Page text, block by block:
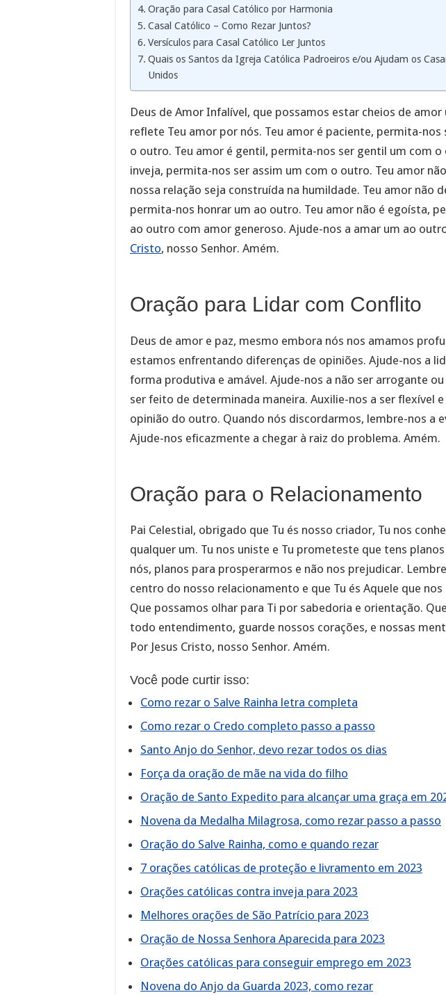
Oração para Casal Católico por Harmonia
Casal Católico – Como Rezar Juntos?
Versículos para Casal Católico Ler Juntos
Quais os Santos da Igreja Católica Padroeiros e/ou Ajudam os
Unidos
Deus de Amor Infalível, que possamos estar cheios de
reflete Teu amor por nós. Teu amor é paciente, permita-nos
o outro. Teu amor é gentil, permita-nos ser gentil um com o
inveja, permita-nos ser assim um com o outro. Teu amor
nossa relação seja construída na humildade. Teu amor não
permita-nos honrar um ao outro. Teu amor não é egoísta,
ao outro com amor generoso. Ajude-nos a amar um ao
Cristo, nosso Senhor. Amém.
Oração para Lidar com Conflito
Deus de amor e paz, mesmo embora nós nos amamos
estamos enfrentando diferenças de opiniões. Ajude-nos a
forma produtiva e amável. Ajude-nos a não ser arrogante
ser feito de determinada maneira. Auxilie-nos a ser flexível
opinião do outro. Quando nós discordarmos, lembre-nos a
Ajude-nos eficazmente a chegar à raiz do problema. Amém.
Oração para o Relacionamento
Pai Celestial, obrigado que Tu és nosso criador, Tu nos
qualquer um. Tu nos uniste e Tu prometeste que tens
nós, planos para prosperarmos e não nos prejudicar.
centro do nosso relacionamento e que Tu és Aquele que
Que possamos olhar para Ti por sabedoria e orientação.
todo entendimento, guarde nossos corações, e nossas
Por Jesus Cristo, nosso Senhor. Amém.
Você pode curtir isso:
Como rezar o Salve Rainha letra completa
Como rezar o Credo completo passo a passo
Santo Anjo do Senhor, devo rezar todos os dias
Força da oração de mãe na vida do filho
Oração de Santo Expedito para alcançar uma graça em
Novena da Medalha Milagrosa, como rezar passo a passo
Oração do Salve Rainha, como e quando rezar
7 orações católicas de proteção e livramento em 2023
Orações católicas contra inveja para 2023
Melhores orações de São Patrício para 2023
Oração de Nossa Senhora Aparecida para 2023
Orações católicas para conseguir emprego em 2023
Novena do Anjo da Guarda 2023, como rezar